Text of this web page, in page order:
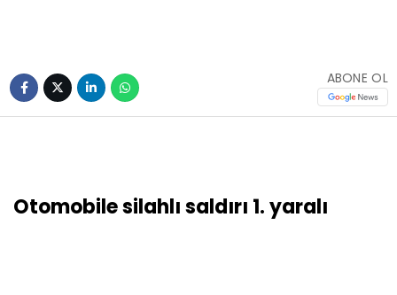
ABONE OL
Otomobile silahlı saldırı 1. yaralı